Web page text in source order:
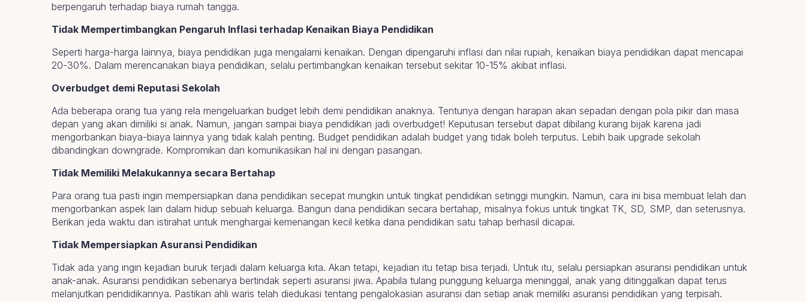
berpengaruh terhadap biaya rumah tangga.
Tidak Mempertimbangkan Pengaruh Inflasi terhadap Kenaikan Biaya Pendidikan
Seperti harga-harga lainnya, biaya pendidikan juga mengalami kenaikan. Dengan dipengaruhi inflasi dan nilai rupiah, kenaikan biaya pendidikan dapat mencapai
20-30%. Dalam merencanakan biaya pendidikan, selalu pertimbangkan kenaikan tersebut sekitar 10-15% akibat inflasi.
Overbudget demi Reputasi Sekolah
Ada beberapa orang tua yang rela mengeluarkan budget lebih demi pendidikan anaknya. Tentunya dengan harapan akan sepadan dengan pola pikir dan masa
depan yang akan dimiliki si anak. Namun, jangan sampai biaya pendidikan jadi overbudget! Keputusan tersebut dapat dibilang kurang bijak karena jadi
mengorbankan biaya-biaya lainnya yang tidak kalah penting. Budget pendidikan adalah budget yang tidak boleh terputus. Lebih baik upgrade sekolah
dibandingkan downgrade. Kompromikan dan komunikasikan hal ini dengan pasangan.
Tidak Memiliki Melakukannya secara Bertahap
Para orang tua pasti ingin mempersiapkan dana pendidikan secepat mungkin untuk tingkat pendidikan setinggi mungkin. Namun, cara ini bisa membuat lelah dan
mengorbankan aspek lain dalam hidup sebuah keluarga. Bangun dana pendidikan secara bertahap, misalnya fokus untuk tingkat TK, SD, SMP, dan seterusnya.
Berikan jeda waktu dan istirahat untuk menghargai kemenangan kecil ketika dana pendidikan satu tahap berhasil dicapai.
Tidak Mempersiapkan Asuransi Pendidikan
Tidak ada yang ingin kejadian buruk terjadi dalam keluarga kita. Akan tetapi, kejadian itu tetap bisa terjadi. Untuk itu, selalu persiapkan asuransi pendidikan untuk
anak-anak. Asuransi pendidikan sebenarya bertindak seperti asuransi jiwa. Apabila tulang punggung keluarga meninggal, anak yang ditinggalkan dapat terus
melanjutkan pendidikannya. Pastikan ahli waris telah diedukasi tentang pengalokasian asuransi dan setiap anak memiliki asuransi pendidikan yang terpisah.